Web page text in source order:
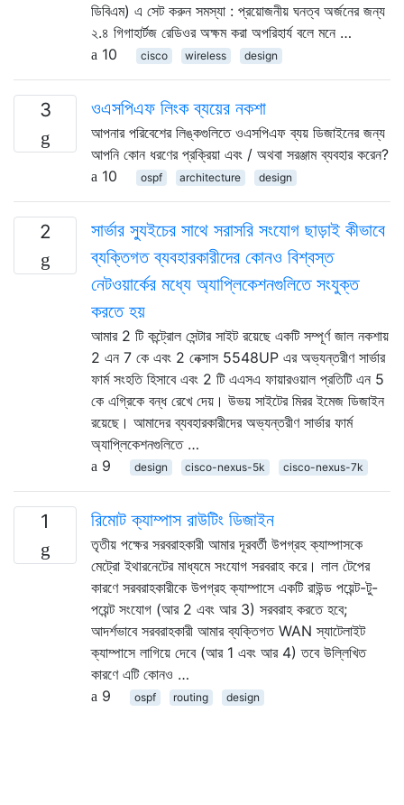
ডিবিএম) এ সেট করুন সমস্যা : প্রয়োজনীয় ঘনত্ব অর্জনের জন্য
২.৪ গিগাহার্টজ রেডিওর অক্ষম করা অপরিহার্য বলে মনে …
10
cisco wireless design
3 ওএসপিএফ লিংক ব্যয়ের নকশা
আপনার পরিবেশের লিঙ্কগুলিতে ওএসপিএফ ব্যয় ডিজাইনের জন্য
আপনি কোন ধরণের প্রক্রিয়া এবং / অথবা সরঞ্জাম ব্যবহার করেন?
10
ospf architecture design
2
সার্ভার স্যুইচের সাথে সরাসরি সংযোগ ছাড়াই কীভাবে
ব্যক্তিগত ব্যবহারকারীদের কোনও বিশ্বস্ত
নেটওয়ার্কের মধ্যে অ্যাপ্লিকেশনগুলিতে সংযুক্ত
করতে হয়
আমার 2 টি কন্ট্রোল সেন্টার সাইট রয়েছে একটি সম্পূর্ণ জাল নকশায়
2 এন 7 কে এবং 2 নেক্সাস 5548UP এর অভ্যন্তরীণ সার্ভার
ফার্ম সংহতি হিসাবে এবং 2 টি এএসএ ফায়ারওয়াল প্রতিটি এন 5
কে এগ্রিকে বন্ধ রেখে দেয়। উভয় সাইটের মিরর ইমেজ ডিজাইন
রয়েছে। আমাদের ব্যবহারকারীদের অভ্যন্তরীণ সার্ভার ফার্ম
অ্যাপ্লিকেশনগুলিতে …
9
design cisco-nexus-5k cisco-nexus-7k
1 রিমোট ক্যাম্পাস রাউটিং ডিজাইন
তৃতীয় পক্ষের সরবরাহকারী আমার দূরবর্তী উপগ্রহ ক্যাম্পাসকে
মেট্রো ইথারনেটের মাধ্যমে সংযোগ সরবরাহ করে। লাল টেপের
কারণে সরবরাহকারীকে উপগ্রহ ক্যাম্পাসে একটি রাউন্ড পয়েন্ট-টু-
পয়েন্ট সংযোগ (আর 2 এবং আর 3) সরবরাহ করতে হবে;
আদর্শভাবে সরবরাহকারী আমার ব্যক্তিগত WAN স্যাটেলাইট
ক্যাম্পাসে লাগিয়ে দেবে (আর 1 এবং আর 4) তবে উল্লিখিত
কারণে এটি কোনও …
9
ospf routing design